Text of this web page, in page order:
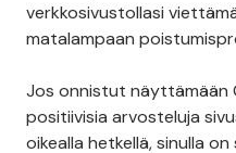
verkkosivustollasi
matalampaan
Jos onnistut näyttämään
positiivisia arvosteluja
oikealla hetkellä, sinulla